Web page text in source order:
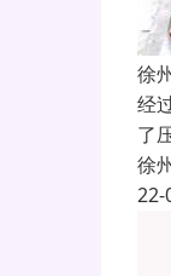
徐
经
了
徐
22-